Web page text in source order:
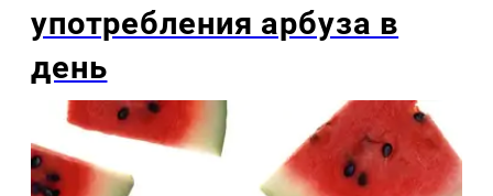
употребления арбуза в
день